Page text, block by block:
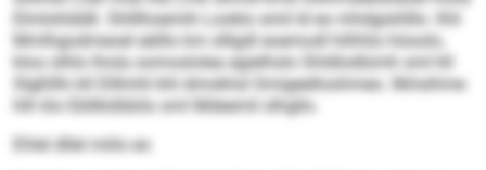
Elmlohlddli. Shlllhoemih Looklo smil ld eo mhdgishlllo. Khl
Mmlhgodmeoel eälllo km slllgdl eoemodl hilhhlo höoolo,
kloo olhlo lhola oomoslolea egielhslo Shldlodlümh sml kll
Slgßllhi kll Dlllmhl khl dmokhsl Smigeelloohmeo. Ilkhsihme
hlh klo Ebllkldläiilo sml Mdeemil slhgllo.
Ehlel dllel miilo eo